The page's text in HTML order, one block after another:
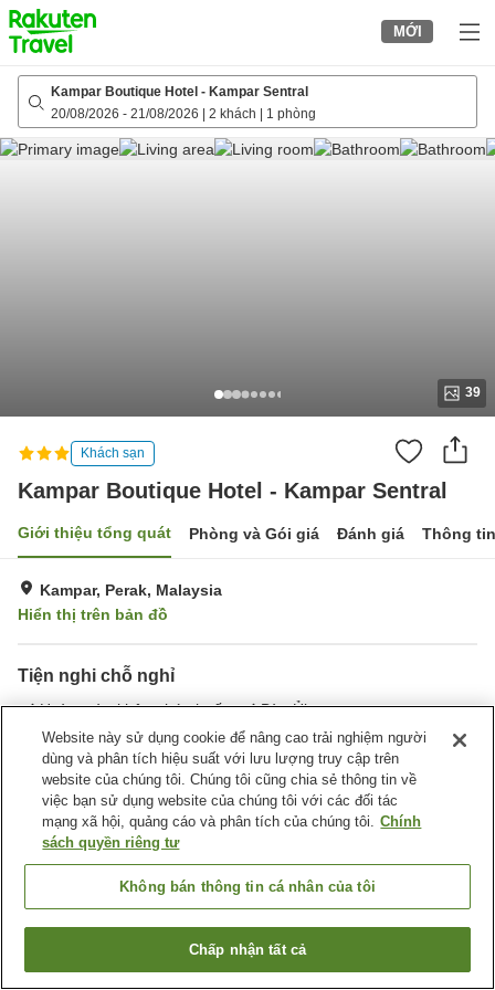
to
top
page
MỚI
Kampar Boutique Hotel - Kampar Sentral
20/08/2026 - 21/08/2026 2 khách 1 phòng
39
Khách sạn
Kampar Boutique Hotel - Kampar Sentral
Giới thiệu tổng quát Phòng và Gói giá Đánh giá Thông
Kampar, Perak, Malaysia
Hiển thị trên bản đồ
Tiện nghi chỗ nghỉ
Hoàn toàn không hút thuốc Bàn Ủi
Trang chủ Malaysia Perak
Kampar
Kampar Boutique Hotel - Kampar Sentral
Tìm phòng trống
Website này sử dụng cookie để nâng cao trải nghiệm người
dùng và phân tích hiệu suất với lưu lượng truy cập trên
website của chúng tôi. Chúng tôi cũng chia sẻ thông tin về
việc bạn sử dụng website của chúng tôi với các đối tác
mạng xã hội, quảng cáo và phân tích của chúng tôi. Chính
sách quyền riêng tư
Không bán thông tin cá nhân của tôi
Chấp nhận tất cả